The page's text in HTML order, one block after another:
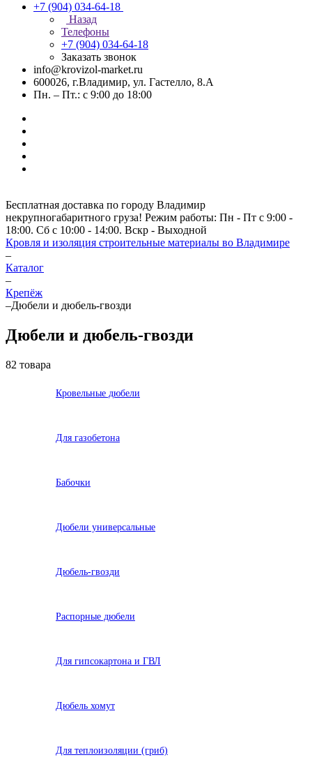
+7 (904) 034-64-18
Назад
Телефоны
+7 (904) 034-64-18
Заказать звонок
info@krovizol-market.ru
600026, г.Владимир, ул. Гастелло, 8.А
Пн. – Пт.: с 9:00 до 18:00
Бесплатная доставка по городу Владимир
некрупногабаритного груза! Режим работы: Пн - Пт с 9:00 -
18:00. Сб с 10:00 - 14:00. Вскр - Выходной
Кровля и изоляция строительные материалы во Владимире
–
Каталог
–
Крепёж
–Дюбели и дюбель-гвозди
Дюбели и дюбель-гвозди
82 товара
Кровельные дюбели
Для газобетона
Бабочки
Дюбели универсальные
Дюбель-гвозди
Распорные дюбели
Для гипсокартона и ГВЛ
Дюбель хомут
Для теплоизоляции (гриб)